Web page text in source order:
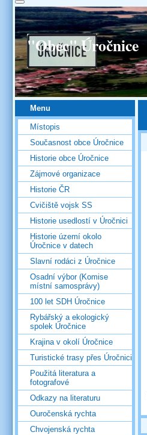
"Obec" Úročnice
Menu
Místopis
Současnost obce Úročnice
Historie obce Úročnice
Zájmové organizace
Historie ČR
Cvičiště vojsk SS
Historie usedlostí v Úročnici
Historie území okolo
Úročnice v datech
Slavní rodáci z Úročnice
Osadní výbor (Komise
místní samosprávy)
100 let SDH Úročnice
Rybářský a ekologický
spolek Úročnice
Krajina v okolí Úročnice
Turistické trasy přes Úročnici
Použitá literatura a
fotografové
Odkazy na literaturu
Ouročenská rychta
Chvojenská rychta